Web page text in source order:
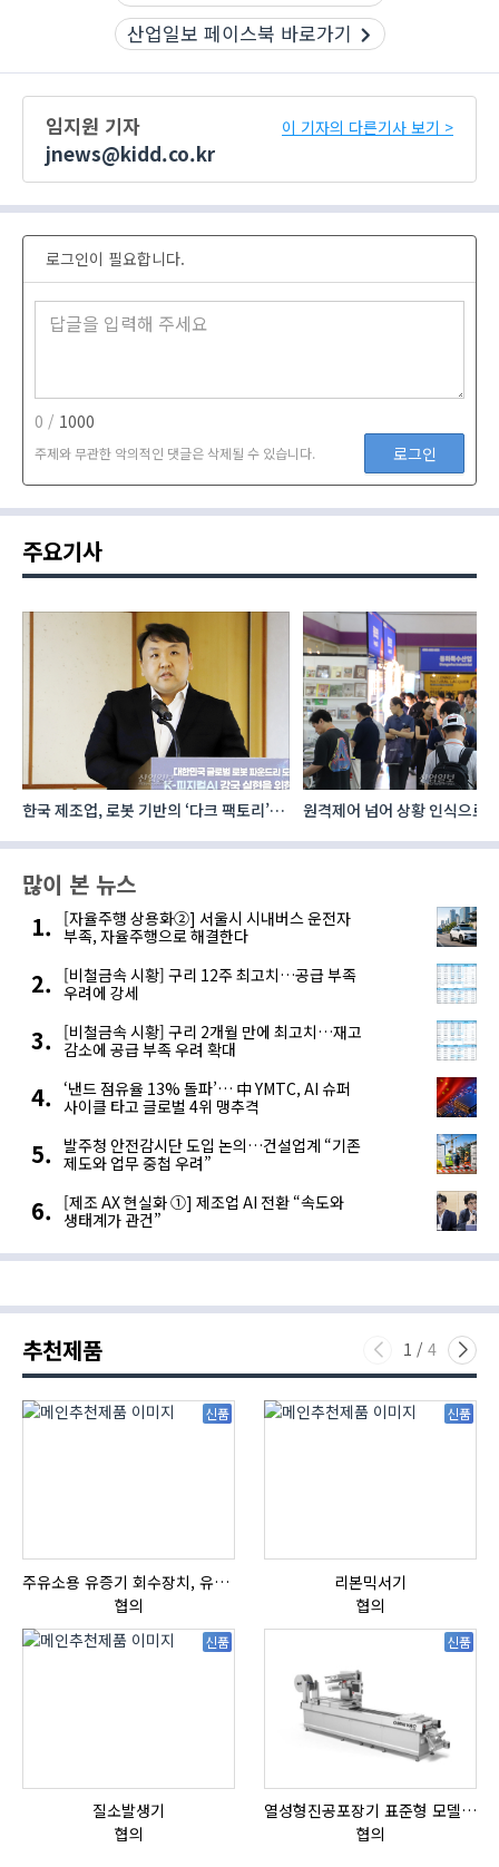
산업일보 페이스북 바로가기
임지원 기자
jnews@kidd.co.kr
이 기자의 다른기사 보기 >
로그인이 필요합니다.
0 / 1000
주제와 무관한 악의적인 댓글은 삭제될 수 있습니다. 로그인
주요기사
한국 제조업, 로봇 기반의 ‘다크 팩토리’로
원격제어 넘어 상황 인식으로,
많이 본 뉴스
[자율주행 상용화②] 서울시 시내버스 운전자
부족, 자율주행으로 해결한다
[비철금속 시황] 구리 12주 최고치…공급 부족
우려에 강세
[비철금속 시황] 구리 2개월 만에 최고치…재고
감소에 공급 부족 우려 확대
‘낸드 점유율 13% 돌파’… 中 YMTC, AI 슈퍼
사이클 타고 글로벌 4위 맹추격
발주청 안전감시단 도입 논의…건설업계 “기존
제도와 업무 중첩 우려”
[제조 AX 현실화 ①] 제조업 AI 전환 “속도와
생태계가 관건”
추천제품 1 / 4
신품
주유소용 유증기 회수장치, 유증기 회수장치, 방폭형, 방폭형 유증기 회수장치
협의
신품
리본믹서기
협의
신품
질소발생기
협의
신품
열성형진공포장기 표준형 모델 OMNIVAC S-200
협의